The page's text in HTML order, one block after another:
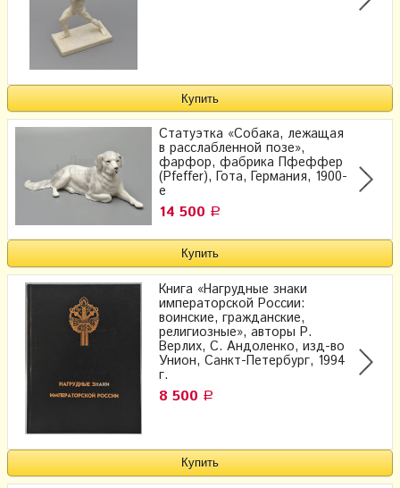
Статуэтка «Собака, лежащая
в расслабленной позе»,
фарфор, фабрика Пфеффер
(Pfeffer), Гота, Германия, 1900-
е
14 500 Р
Книга «Нагрудные знаки
императорской России:
воинские, гражданские,
религиозные», авторы Р.
Верлих, С. Андоленко, изд-во
Унион, Санкт-Петербург, 1994
г.
8 500 Р